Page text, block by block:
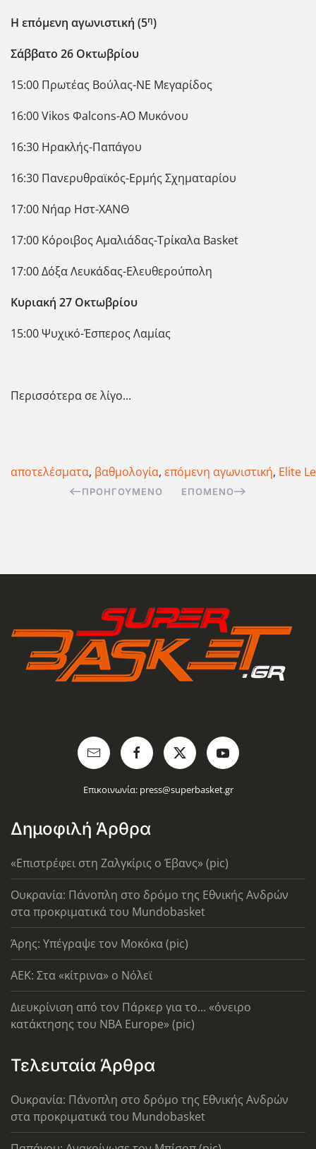
Η επόμενη αγωνιστική (5η)
Σάββατο 26 Οκτωβρίου
15:00 Πρωτέας Βούλας-ΝΕ Μεγαρίδος
16:00 Vikos Φalcons-ΑΟ Μυκόνου
16:30 Ηρακλής-Παπάγου
16:30 Πανερυθραϊκός-Ερμής Σχηματαρίου
17:00 Νήαρ Ηστ-ΧΑΝΘ
17:00 Κόροιβος Αμαλιάδας-Τρίκαλα Basket
17:00 Δόξα Λευκάδας-Ελευθερούπολη
Κυριακή 27 Οκτωβρίου
15:00 Ψυχικό-Έσπερος Λαμίας
Περισσότερα σε λίγο...
αποτελέσματα, βαθμολογία, επόμενη αγωνιστική, Elite
ΠΡΟΗΓΟΎΜΕΝΟ ΕΠΌΜΕΝΟ
Επικοινωνία: press@superbasket.gr
Δημοφιλή Άρθρα
«Επιστρέφει στη Ζαλγκίρις ο Έβανς» (pic)
Ουκρανία: Πάνοπλη στο δρόμο της Εθνικής Ανδρών
στα προκριματικά του Mundobasket
Άρης: Υπέγραψε τον Μοκόκα (pic)
AEK: Στα «κίτρινα» ο Νόλεϊ
Διευκρίνιση από τον Πάρκερ για το... «όνειρο
κατάκτησης του ΝΒΑ Europe» (pic)
Τελευταία Άρθρα
Ουκρανία: Πάνοπλη στο δρόμο της Εθνικής Ανδρών
στα προκριματικά του Mundobasket